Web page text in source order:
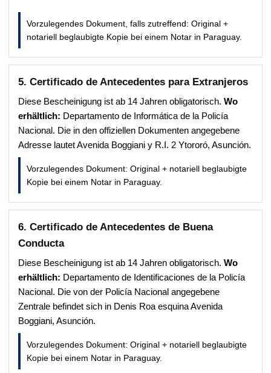
Vorzulegendes Dokument, falls zutreffend: Original +
notariell beglaubigte Kopie bei einem Notar in Paraguay.
5. Certificado de Antecedentes para Extranjeros
Diese Bescheinigung ist ab 14 Jahren obligatorisch. Wo
erhältlich: Departamento de Informática de la Policía
Nacional. Die in den offiziellen Dokumenten angegebene
Adresse lautet Avenida Boggiani y R.I. 2 Ytororó, Asunción.
Vorzulegendes Dokument: Original + notariell beglaubigte
Kopie bei einem Notar in Paraguay.
6. Certificado de Antecedentes de Buena
Conducta
Diese Bescheinigung ist ab 14 Jahren obligatorisch. Wo
erhältlich: Departamento de Identificaciones de la Policía
Nacional. Die von der Policía Nacional angegebene
Zentrale befindet sich in Denis Roa esquina Avenida
Boggiani, Asunción.
Vorzulegendes Dokument: Original + notariell beglaubigte
Kopie bei einem Notar in Paraguay.